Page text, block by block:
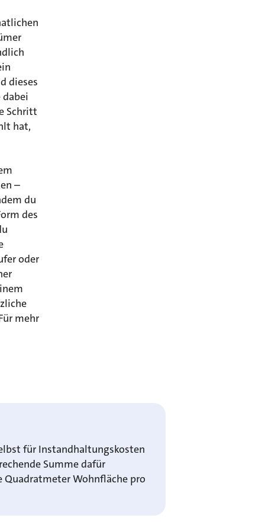
dieses
Schritt
hat,
–
du
des
oder
mehr
für Instandhaltungskosten
Summe dafür
Quadratmeter Wohnfläche pro